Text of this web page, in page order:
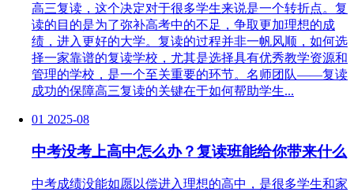
高三复读，这个决定对于很多学生来说是一个转折点。复
读的目的是为了弥补高考中的不足，争取更加理想的成
绩，进入更好的大学。复读的过程并非一帆风顺，如何选
择一家靠谱的复读学校，尤其是选择具有优秀教学资源和
管理的学校，是一个至关重要的环节。名师团队——复读
成功的保障高三复读的关键在于如何帮助学生...
01 2025-08
中考没考上高中怎么办？复读班能给你带来什么
中考成绩没能如愿以偿进入理想的高中，是很多学生和家